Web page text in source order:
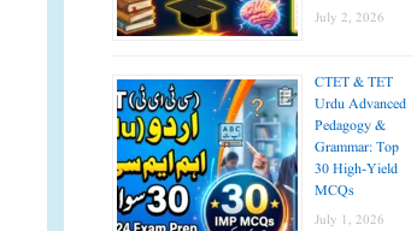
July 2, 2026
CTET & TET
Urdu Advanced
Pedagogy &
Grammar: Top
30 High-Yield
MCQs
July 1, 2026